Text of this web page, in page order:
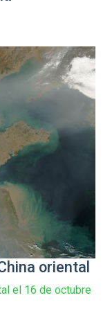
oriental
el 16 de octubre